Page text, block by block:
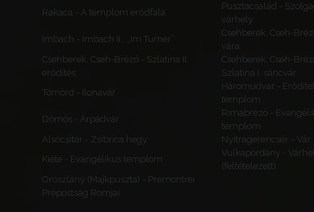
Rakaca - A templom erődfala
Pusztacsalád -
várhely
Imbach - Imbach II., „Im Turner”
Csehberek, Cseh-
vára
Csehberek, Cseh-Brézó - Szlatina II.
erődítés
Csehberek, Cseh-
Szlatina I. sáncvár
Tömörd - Ilonavár
Háromudvar -
templom
Dömös - Árpádvár
Rimabrézó -
templom
Alsócsitár - Zsibrica hegy
Nyitragerencsér - Vár
Kiéte - Evangélikus templom
Vulkapordány -
(feltételezett)
Oroszlány (Majkpuszta) - Premontrei
Prépostság Romjai